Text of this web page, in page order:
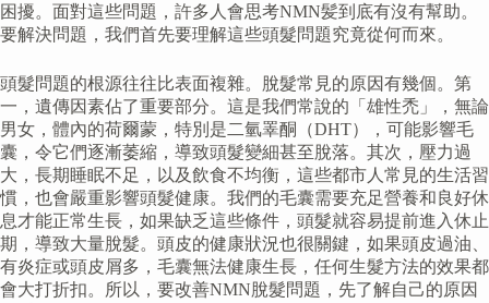
困擾。面對這些問題，許多人會思考NMN髪到底有沒有幫助。
要解決問題，我們首先要理解這些頭髮問題究竟從何而來。
頭髮問題的根源往往比表面複雜。脫髮常見的原因有幾個。第
一，遺傳因素佔了重要部分。這是我們常說的「雄性禿」，無論
男女，體內的荷爾蒙，特別是二氫睪酮（DHT），可能影響毛
囊，令它們逐漸萎縮，導致頭髮變細甚至脫落。其次，壓力過
大，長期睡眠不足，以及飲食不均衡，這些都市人常見的生活習
慣，也會嚴重影響頭髮健康。我們的毛囊需要充足營養和良好休
息才能正常生長，如果缺乏這些條件，頭髮就容易提前進入休止
期，導致大量脫髮。頭皮的健康狀況也很關鍵，如果頭皮過油、
有炎症或頭皮屑多，毛囊無法健康生長，任何生髮方法的效果都
會大打折扣。所以，要改善NMN脫髮問題，先了解自己的原因